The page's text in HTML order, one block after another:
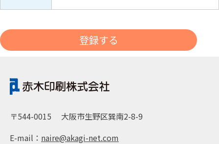
登録する
〒544-0015
大阪市生野区巽南2-8-9
E-mail： naire@akagi-net.com